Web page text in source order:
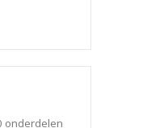
onderdelen